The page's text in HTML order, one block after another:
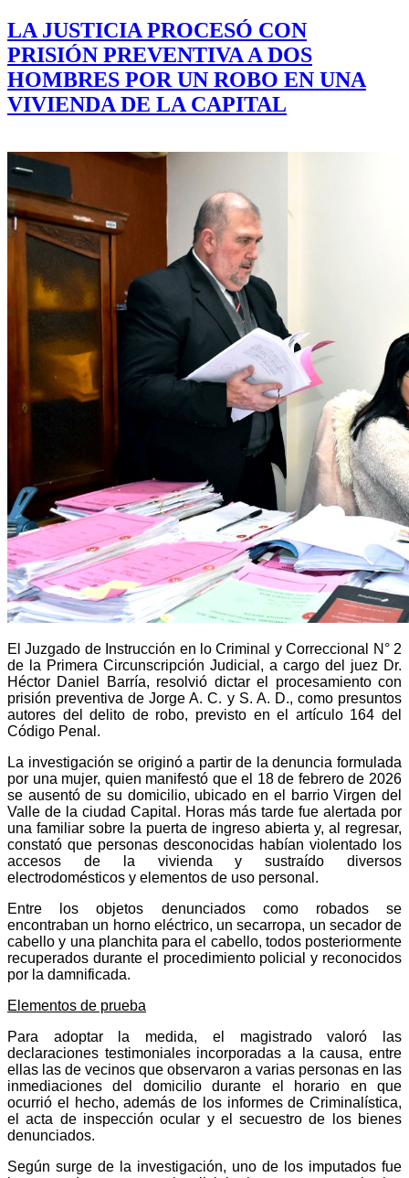
LA JUSTICIA PROCESÓ CON
PRISIÓN PREVENTIVA A DOS
HOMBRES POR UN ROBO EN UNA
VIVIENDA DE LA CAPITAL
El Juzgado de Instrucción en lo Criminal y Correccional N° 2
de la Primera Circunscripción Judicial, a cargo del juez Dr.
Héctor Daniel Barría, resolvió dictar el procesamiento con
prisión preventiva de Jorge A. C. y S. A. D., como presuntos
autores del delito de robo, previsto en el artículo 164 del
Código Penal.
La investigación se originó a partir de la denuncia formulada
por una mujer, quien manifestó que el 18 de febrero de 2026
se ausentó de su domicilio, ubicado en el barrio Virgen del
Valle de la ciudad Capital. Horas más tarde fue alertada por
una familiar sobre la puerta de ingreso abierta y, al regresar,
constató que personas desconocidas habían violentado los
accesos de la vivienda y sustraído diversos
electrodomésticos y elementos de uso personal.
Entre los objetos denunciados como robados se
encontraban un horno eléctrico, un secarropa, un secador de
cabello y una planchita para el cabello, todos posteriormente
recuperados durante el procedimiento policial y reconocidos
por la damnificada.
Elementos de prueba
Para adoptar la medida, el magistrado valoró las
declaraciones testimoniales incorporadas a la causa, entre
ellas las de vecinos que observaron a varias personas en las
inmediaciones del domicilio durante el horario en que
ocurrió el hecho, además de los informes de Criminalística,
el acta de inspección ocular y el secuestro de los bienes
denunciados.
Según surge de la investigación, uno de los imputados fue